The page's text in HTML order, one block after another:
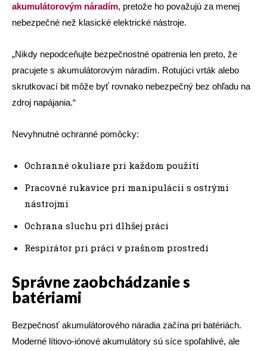
akumulátorovým náradím, pretože ho považujú za menej
nebezpečné než klasické elektrické nástroje.
„Nikdy nepodceňujte bezpečnostné opatrenia len preto, že
pracujete s akumulátorovým náradím. Rotujúci vrták alebo
skrutkovací bit môže byť rovnako nebezpečný bez ohľadu na
zdroj napájania.“
Nevyhnutné ochranné pomôcky:
Ochranné okuliare pri každom použití
Pracovné rukavice pri manipulácii s ostrými
nástrojmi
Ochrana sluchu pri dlhšej práci
Respirátor pri práci v prašnom prostredí
Správne zaobchádzanie s
batériami
Bezpečnosť akumulátorového náradia začína pri batériách.
Moderné lítiovo-iónové akumulátory sú síce spoľahlivé, ale